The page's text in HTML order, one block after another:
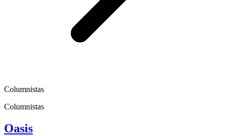
Columnistas
Columnistas
Oasis